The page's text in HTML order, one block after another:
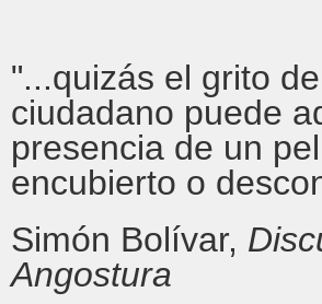
"...quizás el grito
ciudadano puede
presencia de un
encubierto o
Simón Bolívar,
Angostura